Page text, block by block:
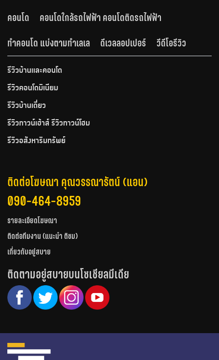
คอนโด
คอนโดใกล้รถไฟฟ้า คอนโดติดรถไฟฟ้า
ทำคอนโด แบ่งตามทำเลเล
ดีเวลลอปเปอร์ วีดีโอรีวิว
รีวิวบ้านและคอนโด
รีวิวคอนโดมิเนียม
รีวิวบ้านเดี่ยว
รีวิวทาวน์เฮ้าส์ รีวิวทาวน์โฮม
รีวิวอสังหาริมทรัพย์
ติดต่อโฆษณา คุณวรรณารัตน์ (แอน)
090-464-8959
รายละเอียดโฆษณา
ติดต่อทีมงาน (แนะนำ ติชม)
เกี่ยวกับอยู่สบาย
ติดตามอยู่สบายบนโซเชียลมีเดีย